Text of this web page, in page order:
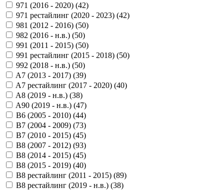
971 (2016 - 2020) (42)
971 рестайлинг (2020 - 2023) (42)
981 (2012 - 2016) (50)
982 (2016 - н.в.) (50)
991 (2011 - 2015) (50)
991 рестайлинг (2015 - 2018) (50)
992 (2018 - н.в.) (50)
A7 (2013 - 2017) (39)
A7 рестайлинг (2017 - 2020) (40)
A8 (2019 - н.в.) (38)
A90 (2019 - н.в.) (47)
B6 (2005 - 2010) (44)
B7 (2004 - 2009) (73)
B7 (2010 - 2015) (45)
B8 (2007 - 2012) (93)
B8 (2014 - 2015) (45)
B8 (2015 - 2019) (40)
B8 рестайлинг (2011 - 2015) (89)
B8 рестайлинг (2019 - н.в.) (38)